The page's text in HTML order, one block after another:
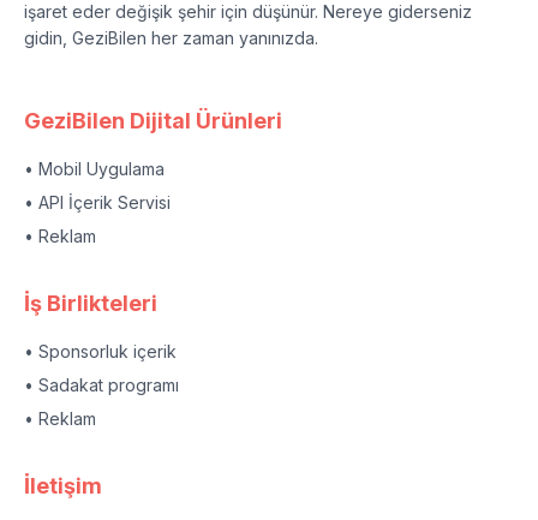
işaret eder değişik şehir için düşünür. Nereye giderseniz
gidin, GeziBilen her zaman yanınızda.
GeziBilen Dijital Ürünleri
• Mobil Uygulama
• API İçerik Servisi
• Reklam
İş Birlikteleri
• Sponsorluk içerik
• Sadakat programı
• Reklam
İletişim